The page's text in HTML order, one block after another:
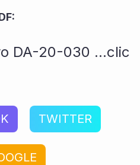
DA-20-030 …clic
TWITTER